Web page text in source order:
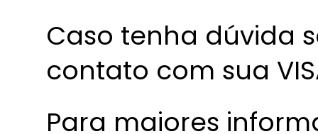
Caso tenha dúvida
contato com sua
Para maiores